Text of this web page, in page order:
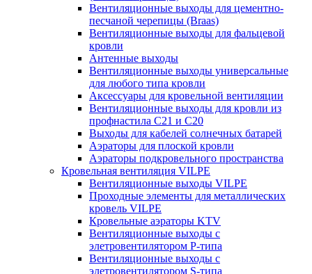
Вентиляционные выходы для цементно-
песчаной черепицы (Braas)
Вентиляционные выходы для фальцевой
кровли
Антенные выходы
Вентиляционные выходы универсальные
для любого типа кровли
Аксессуары для кровельной вентиляции
Вентиляционные выходы для кровли из
профнастила C21 и С20
Выходы для кабелей солнечных батарей
Аэраторы для плоской кровли
Аэраторы подкровельного пространства
Кровельная вентиляция VILPE
Вентиляционные выходы VILPE
Проходные элементы для металлических
кровель VILPE
Кровельные аэраторы KTV
Вентиляционные выходы с
элетровентилятором P-типа
Вентиляционные выходы с
элетровентилятором S-типа